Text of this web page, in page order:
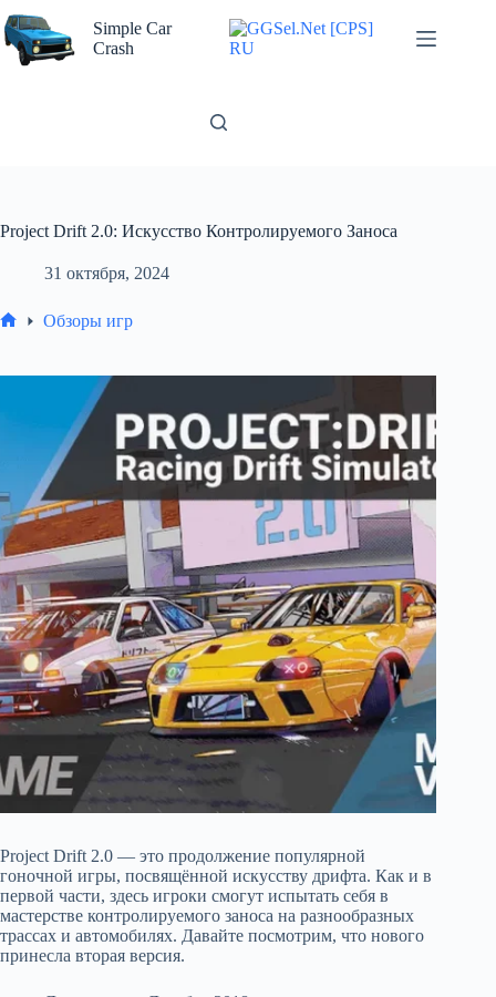
к
сути
Simple Car
Crash
Project Drift 2.0: Искусство Контролируемого Заноса
31 октября, 2024
Обзоры игр
Project Drift 2.0 — это продолжение популярной
гоночной игры, посвящённой искусству дрифта. Как и в
первой части, здесь игроки смогут испытать себя в
мастерстве контролируемого заноса на разнообразных
трассах и автомобилях. Давайте посмотрим, что нового
принесла вторая версия.